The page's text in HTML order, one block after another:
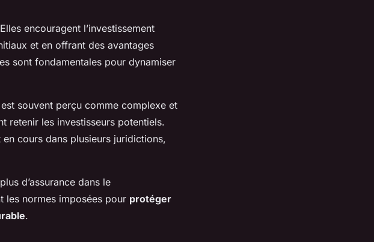
encouragent l’investissement
et en offrant des avantages
sont fondamentales pour dynamiser
souvent perçu comme complexe et
retenir les investisseurs potentiels.
cours dans plusieurs juridictions,
d’assurance dans le
les normes imposées pour protéger
.